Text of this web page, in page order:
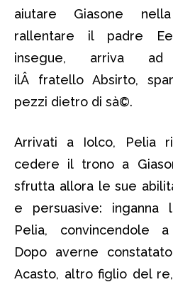
aiutare Giasone
rallentare il padre
insegue, arriva ad
ilÂ fratello Absirto,
pezzi dietro di sà©.
Arrivati a Iolco, Pelia
cedere il trono a
sfrutta allora le sue
e persuasive:
Pelia, convincendole
Dopo averne
Acasto, altro figlio del